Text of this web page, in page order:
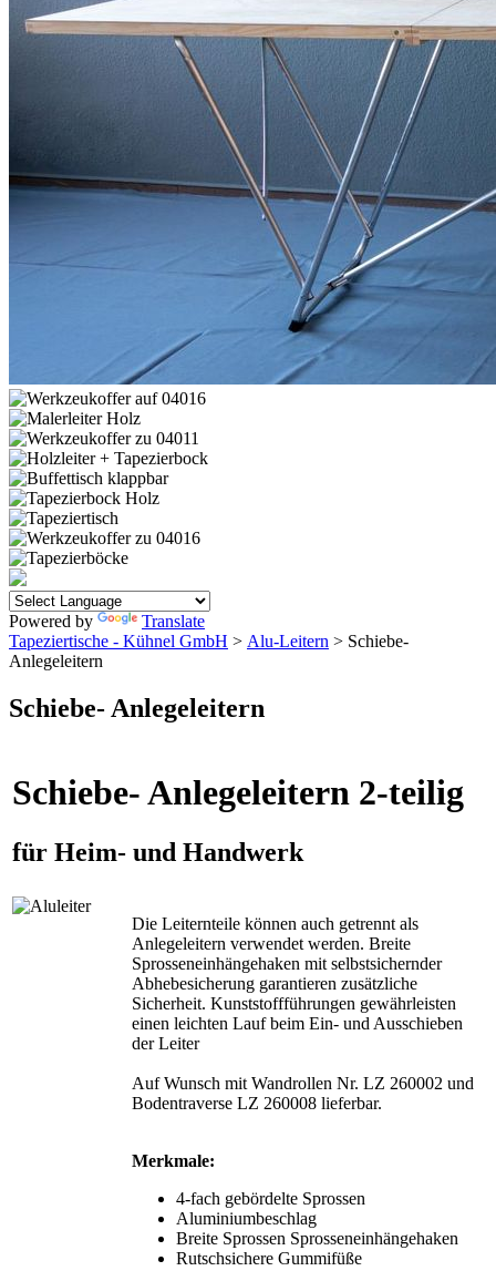
Powered by
Translate
Tapeziertische - Kühnel GmbH > Alu-Leitern > Schiebe-
Anlegeleitern
Schiebe- Anlegeleitern
Schiebe- Anlegeleitern 2-teilig
für Heim- und Handwerk
Die Leiternteile können auch getrennt als
Anlegeleitern verwendet werden. Breite
Sprosseneinhängehaken mit selbstsichernder
Abhebesicherung garantieren zusätzliche
Sicherheit. Kunststoffführungen gewährleisten
einen leichten Lauf beim Ein- und Ausschieben
der Leiter
Auf Wunsch mit Wandrollen Nr. LZ 260002 und
Bodentraverse LZ 260008 lieferbar.
Merkmale:
4-fach gebördelte Sprossen
Aluminiumbeschlag
Breite Sprossen Sprosseneinhängehaken
Rutschsichere Gummifüße